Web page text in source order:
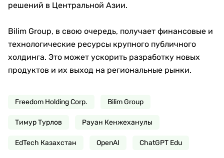
решений в Центральной Азии.
Bilim Group, в свою очередь, получает финансовые и
технологические ресурсы крупного публичного
холдинга. Это может ускорить разработку новых
продуктов и их выход на региональные рынки.
Freedom Holding Corp. Bilim Group
Тимур Турлов Рауан Кенжеханулы
EdTech Казахстан OpenAI ChatGPT Edu